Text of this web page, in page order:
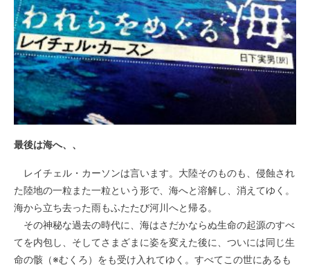
最後は海へ、、
レイチェル・カーソンは言います。大陸そのものも、侵蝕され
た陸地の一粒また一粒という形で、海へと溶解し、消えてゆく。
海から立ち去った雨もふたたび河川へと帰る。
その神秘な過去の時代に、海はさだかならぬ生命の起源のすべ
てを内包し、そしてさまざまに姿を変えた後に、ついには同じ生
命の骸（※むくろ）をも受け入れてゆく。すべてこの世にあるも